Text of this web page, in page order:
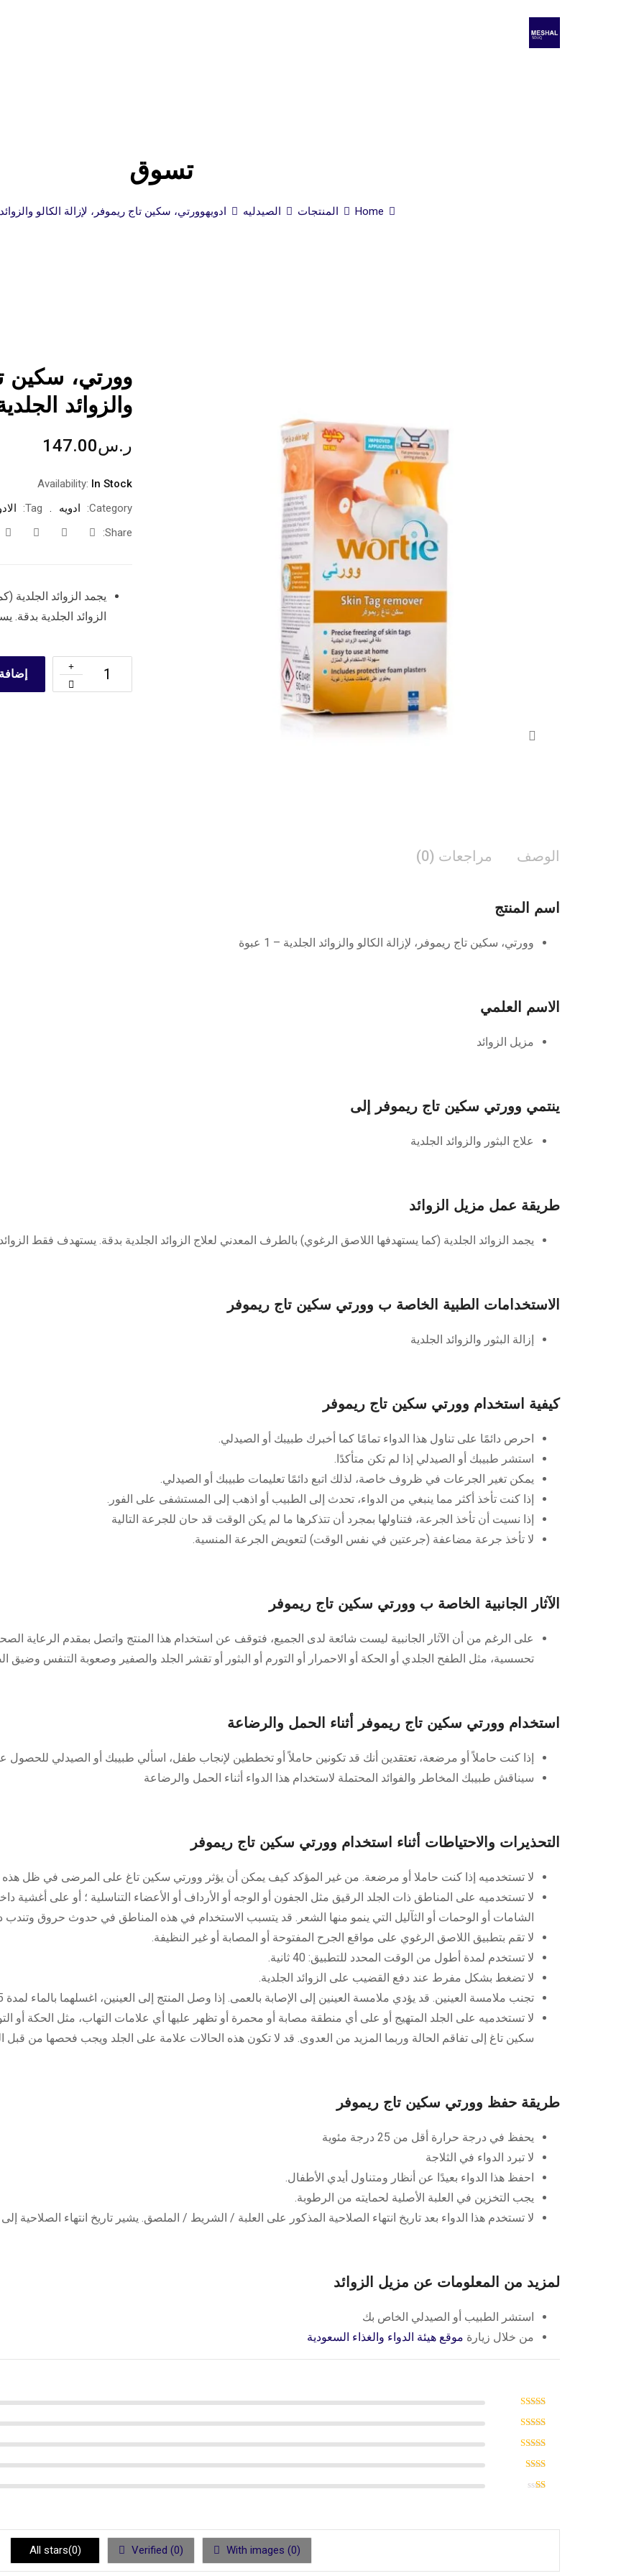
تسوق
Home المنتجات الصيدليه ادويهوورتي، سكين تاج ريموفر، لإزالة الكالو والزوائد
وورتي، سكين
والزوائد الجلدية – 1
ر.س147.00
Availability: In Stock
Category:
ادويه Tag:
Share:
يجمد الزوائد الجلدية
الزوائد الجلدية
الوصف مراجعات (0)
اسم المنتج
وورتي، سكين تاج ريموفر، لإزالة الكالو والزوائد الجلدية – 1 عبوة
الاسم العلمي
مزيل الزوائد
ينتمي وورتي سكين تاج ريموفر إلى
علاج البثور والزوائد الجلدية
طريقة عمل مزيل الزوائد
يجمد الزوائد الجلدية (كما يستهدفها اللاصق الرغوي) بالطرف المعدني لعلاج الزوائد الجلدية بدقة. يستهدف فقط
الاستخدامات الطبية الخاصة ب وورتي سكين تاج ريموفر
إزالة البثور والزوائد الجلدية
كيفية استخدام وورتي سكين تاج ريموفر
احرص دائمًا على تناول هذا الدواء تمامًا كما أخبرك طبيبك أو الصيدلي.
استشر طبيبك أو الصيدلي إذا لم تكن متأكدًا.
يمكن تغير الجرعات في ظروف خاصة، لذلك اتبع دائمًا تعليمات طبيبك أو الصيدلي.
إذا كنت تأخذ أكثر مما ينبغي من الدواء، تحدث إلى الطبيب أو اذهب إلى المستشفى على الفور.
إذا نسيت أن تأخذ الجرعة، فتناولها بمجرد أن تتذكرها ما لم يكن الوقت قد حان للجرعة التالية
لا تأخذ جرعة مضاعفة (جرعتين في نفس الوقت) لتعويض الجرعة المنسية.
الآثار الجانبية الخاصة ب وورتي سكين تاج ريموفر
على الرغم من أن الآثار الجانبية ليست شائعة لدى الجميع، فتوقف عن استخدام هذا المنتج واتصل بمقدم الرعاية
تحسسية، مثل الطفح الجلدي أو الحكة أو الاحمرار أو التورم أو البثور أو تقشر الجلد والصفير وصعوبة التنفس وضيق
استخدام وورتي سكين تاج ريموفر أثناء الحمل والرضاعة
إذا كنت حاملاً أو مرضعة، تعتقدين أنك قد تكونين حاملاً أو تخططين لإنجاب طفل، اسألي طبيبك أو الصيدلي للحصول
سيناقش طبيبك المخاطر والفوائد المحتملة لاستخدام هذا الدواء أثناء الحمل والرضاعة
التحذيرات والاحتياطات أثناء استخدام وورتي سكين تاج ريموفر
لا تستخدميه إذا كنت حاملا أو مرضعة. من غير المؤكد كيف يمكن أن يؤثر وورتي سكين تاغ على المرضى في ظل
لا تستخدميه على المناطق ذات الجلد الرقيق مثل الجفون أو الوجه أو الأرداف أو الأعضاء التناسلية ؛ أو على أغشية
الشامات أو الوحمات أو الثآليل التي ينمو منها الشعر. قد يتسبب الاستخدام في هذه المناطق في حدوث حروق وتندب
لا تقم بتطبيق اللاصق الرغوي على مواقع الجرح المفتوحة أو المصابة أو غير النظيفة.
لا تستخدم لمدة أطول من الوقت المحدد للتطبيق: 40 ثانية.
لا تضغط بشكل مفرط عند دفع القضيب على الزوائد الجلدية.
تجنب ملامسة العينين. قد يؤدي ملامسة العينين إلى الإصابة بالعمى. إذا وصل المنتج إلى العينين، اغسلهما بالماء لمدة 15 دقيقة واتصل بالمساعدة الطبية على الفور.
لا تستخدميه على الجلد المتهيج أو على أي منطقة مصابة أو محمرة أو تظهر عليها أي علامات التهاب، مثل الحكة أو
سكين تاغ إلى تفاقم الحالة وربما المزيد من العدوى. قد لا تكون هذه الحالات علامة على الجلد ويجب فحصها من قبل
طريقة حفظ وورتي سكين تاج ريموفر
يحفظ في درجة حرارة أقل من 25 درجة مئوية
لا تبرد الدواء في الثلاجة
احفظ هذا الدواء بعيدًا عن أنظار ومتناول أيدي الأطفال.
يجب التخزين في العلبة الأصلية لحمايته من الرطوبة.
لا تستخدم هذا الدواء بعد تاريخ انتهاء الصلاحية المذكور على العلبة / الشريط / الملصق. يشير تاريخ انتهاء الصلاحية
لمزيد من المعلومات عن مزيل الزوائد
استشر الطبيب أو الصيدلي الخاص بك
من خلال زيارة موقع هيئة الدواء والغذاء السعودية
With images (0)
Verified (0)
All stars(0)